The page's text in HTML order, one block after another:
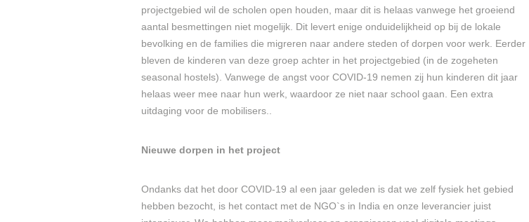
projectgebied wil de scholen open houden, maar dit is helaas vanwege het groeiend
aantal besmettingen niet mogelijk. Dit levert enige onduidelijkheid op bij de lokale
bevolking en de families die migreren naar andere steden of dorpen voor werk. Eerder
bleven de kinderen van deze groep achter in het projectgebied (in de zogeheten
seasonal hostels). Vanwege de angst voor COVID-19 nemen zij hun kinderen dit jaar
helaas weer mee naar hun werk, waardoor ze niet naar school gaan. Een extra
uitdaging voor de mobilisers..
Nieuwe dorpen in het project
Ondanks dat het door COVID-19 al een jaar geleden is dat we zelf fysiek het gebied
hebben bezocht, is het contact met de NGO`s in India en onze leverancier juist